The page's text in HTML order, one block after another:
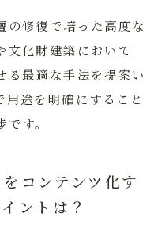
の修復で培った高度な
文化財建築において
る最適な手法を提案い
途を明確にすること
す。
コンテンツ化す
ントは？